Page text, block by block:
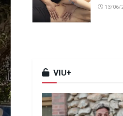
13/06/
VIU+